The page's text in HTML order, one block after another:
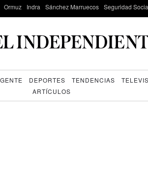
Ormuz Indra Sánchez Marruecos Seguridad
GENTE DEPORTES TENDENCIAS
ARTÍCULOS